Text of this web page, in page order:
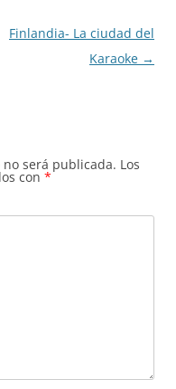
Finlandia- La ciudad del
Karaoke →
será publicada. Los
con *